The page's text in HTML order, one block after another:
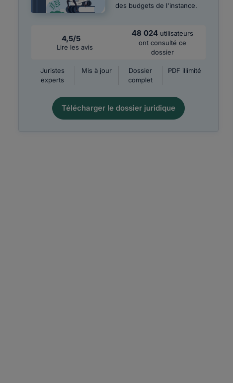
des budgets de l'instance.
4,5/5
Lire les avis
48 024 utilisateurs
ont consulté ce
dossier
Juristes
experts
Mis à jour
Dossier
complet
PDF illimité
Télécharger le dossier juridique